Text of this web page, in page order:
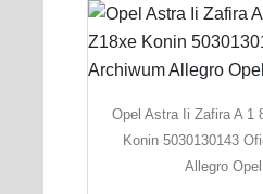
Opel Astra Ii Zafira A 1
Konin 5030130143
Allegro